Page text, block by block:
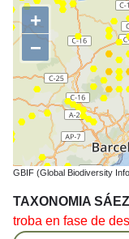
+
−
GBIF (Global Biodiversity
TAXONOMIA
troba en fase de